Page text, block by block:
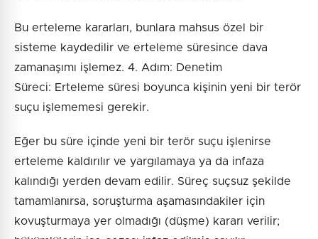
Bu erteleme kararları, bunlara mahsus özel bir
sisteme kaydedilir ve erteleme süresince dava
zamanaşımı işlemez. 4. Adım: Denetim
Süreci: Erteleme süresi boyunca kişinin yeni bir terör
suçu işlememesi gerekir.
Eğer bu süre içinde yeni bir terör suçu işlenirse
erteleme kaldırılır ve yargılamaya ya da infaza
kalındığı yerden devam edilir. Süreç suçsuz şekilde
tamamlanırsa, soruşturma aşamasındakiler için
kovuşturmaya yer olmadığı (düşme) kararı verilir;